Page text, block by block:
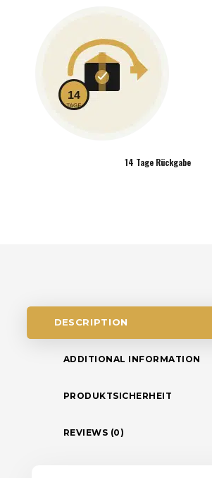
14 Tage Rückgabe
DESCRIPTION
ADDITIONAL INFORMATION
PRODUKTSICHERHEIT
REVIEWS (0)